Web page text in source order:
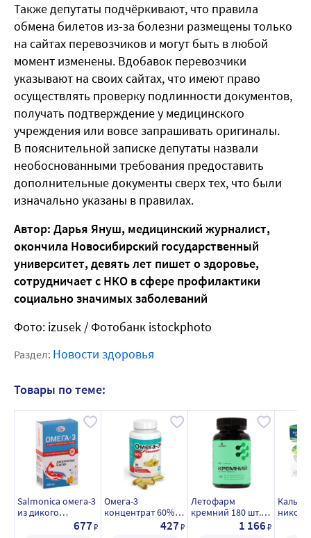
Также депутаты подчёркивают, что правила
обмена билетов из-за болезни размещены только
на сайтах перевозчиков и могут быть в любой
момент изменены. Вдобавок перевозчики
указывают на своих сайтах, что имеют право
осуществлять проверку подлинности документов,
получать подтверждение у медицинского
учреждения или вовсе запрашивать оригиналы.
В пояснительной записке депутаты назвали
необоснованными требования предоставить
дополнительные документы сверх тех, что были
изначально указаны в правилах.
Автор: Дарья Януш, медицинский журналист,
окончила Новосибирский государственный
университет, девять лет пишет о здоровье,
сотрудничает с НКО в сфере профилактики
социально значимых заболеваний
Фото: izusek / Фотобанк istockphoto
Раздел: Новости здоровья
Товары по теме:
Salmoniсa омега-3
из дикого
677₽
Омега-3
концентрат 60%
90 шт. капсулы427₽
Летофарм
кремний 180 шт.
капсулы массой
1 166₽